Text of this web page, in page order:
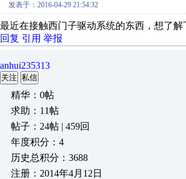
发表于：2016-04-29 21:54:32
最近在接触西门子驱动系统的东西，想了解
回复 引用 举报
anhui235313
关注 私信
精华：0帖
求助：11帖
帖子：24帖 | 459回
年度积分：4
历史总积分：3688
注册：2014年4月12日